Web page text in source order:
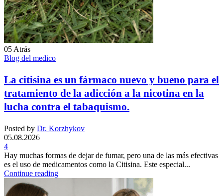
05Atrás
Blog del medico
La citisina es un fármaco nuevo y bueno para el
tratamiento de la adicción a la nicotina en la
lucha contra el tabaquismo.
Posted by Dr. Korzhykov
05.08.2026
4
Hay muchas formas de dejar de fumar, pero una de las más efectivas
es el uso de medicamentos como la Citisina. Este especial...
Continue reading